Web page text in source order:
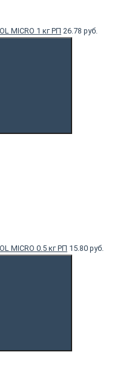
MICRO 1 кг РП 26.78 руб.
MICRO 0.5 кг РП 15.80 руб.